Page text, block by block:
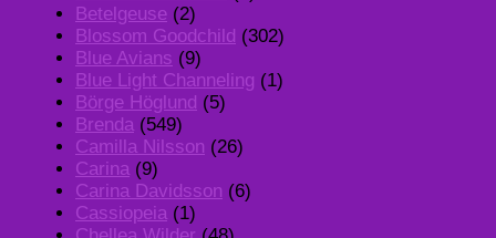
Betelgeuse (2)
Blossom Goodchild (302)
Blue Avians (9)
Blue Light Channeling (1)
Börge Höglund (5)
Brenda (549)
Camilla Nilsson (26)
Carina (9)
Carina Davidsson (6)
Cassiopeia (1)